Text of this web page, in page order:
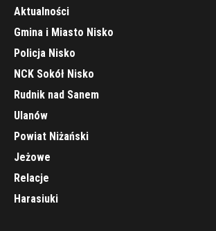
Aktualności
Gmina i Miasto Nisko
Policja Nisko
NCK Sokół Nisko
Rudnik nad Sanem
Ulanów
Powiat Niżański
Jeżowe
Relacje
Harasiuki